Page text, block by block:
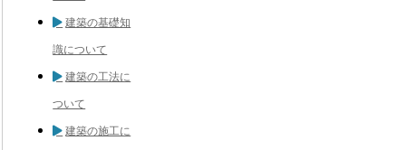
建築の基礎知
識について
建築の工法に
ついて
建築の施工に